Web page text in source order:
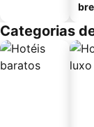
Categorias